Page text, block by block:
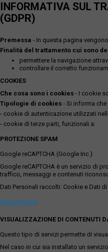
INFORMATIVA SUL
(GDPR)
Premessa - In questa pagina
Finalità del trattamento cui sono
permettere la navigazione
controllare il corretto
COOKIES
Che cosa sono i cookies - I cookie
Tipologie di cookies - Si informa
- cookie di autenticazione utilizzati
- cookie di terze parti, funzionali a:
PROTEZIONE SPAM
Google reCAPTCHA (Google Inc.)
Google reCAPTCHA è un servizio di
traffico, messaggi e contenuti
Dati Personali raccolti: Cookie e Dati
Privacy Policy
VISUALIZZAZIONE DI CONTENUTI
Questo tipo di servizi permette di
Nel caso in cui sia installato un